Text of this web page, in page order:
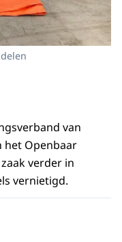
van
het Openbaar
verder in
vernietigd.